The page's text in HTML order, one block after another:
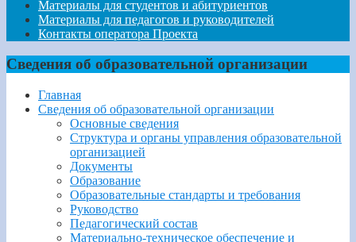
Материалы для студентов и абитуриентов
Материалы для педагогов и руководителей
Контакты оператора Проекта
Сведения об образовательной организации
Главная
Сведения об образовательной организации
Основные сведения
Структура и органы управления образовательной
организацией
Документы
Образование
Образовательные стандарты и требования
Руководство
Педагогический состав
Материально-техническое обеспечение и